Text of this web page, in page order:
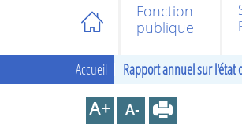
Fonction
publique
Accueil Rapport annuel sur